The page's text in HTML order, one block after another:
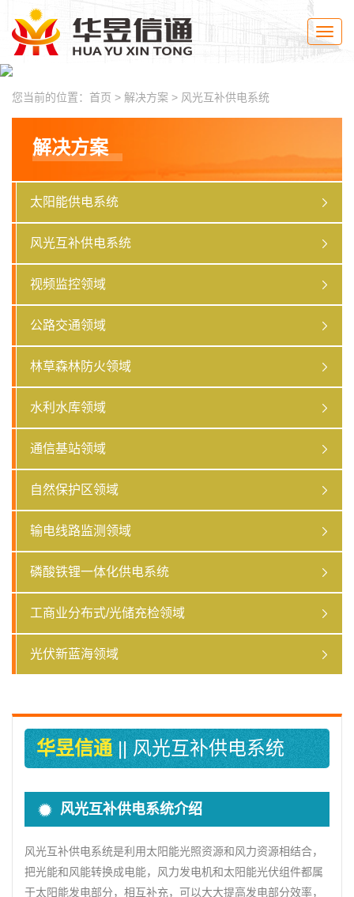
Toggle
您当前的位置： 首页 > 解决方案 > 风光互补供电系统
解决方案
太阳能供电系统
风光互补供电系统
视频监控领域
公路交通领域
林草森林防火领域
水利水库领域
通信基站领域
自然保护区领域
输电线路监测领域
磷酸铁锂一体化供电系统
工商业分布式/光储充检领域
光伏新蓝海领域
华昱信通 || 风光互补供电系统
风光互补供电系统介绍
风光互补供电系统是利用太阳能光照资源和风力资源相结合，
把光能和风能转换成电能，风力发电机和太阳能光伏组件都属
于太阳能发电部分，相互补充，可以大大提高发电部分效率，